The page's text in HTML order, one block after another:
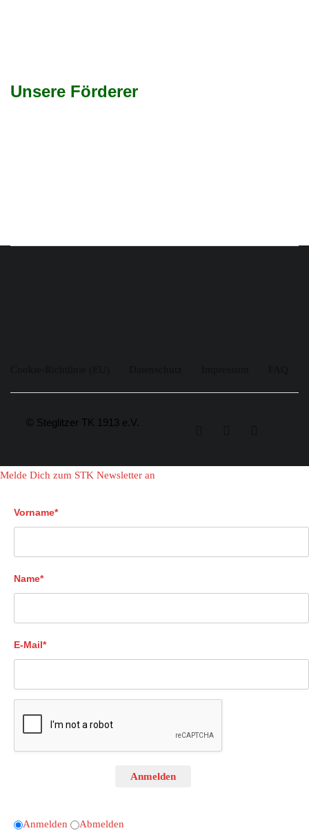
Unsere Förderer
© Steglitzer TK 1913 e.V.
Melde Dich zum STK Newsletter an
Vorname*
Name*
E-Mail*
Anmelden
Anmelden Abmelden